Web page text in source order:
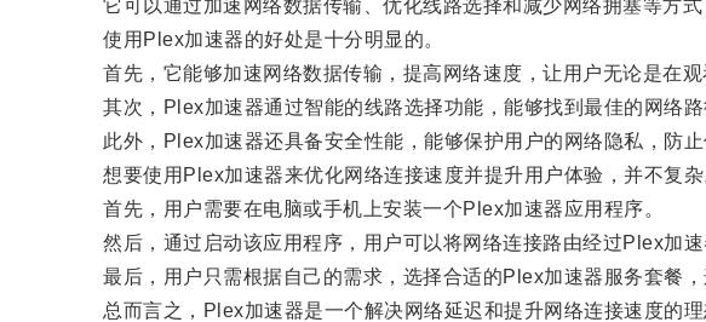
它可以通过加速网络数据传输、优化线路选择和减少网络拥塞等方式
使用Plex加速器的好处是十分明显的。
首先，它能够加速网络数据传输，提高网络速度，让用户无论是在观
其次，Plex加速器通过智能的线路选择功能，能够找到最佳的网络路
此外，Plex加速器还具备安全性能，能够保护用户的网络隐私，防止
想要使用Plex加速器来优化网络连接速度并提升用户体验，并不复杂
首先，用户需要在电脑或手机上安装一个Plex加速器应用程序。
然后，通过启动该应用程序，用户可以将网络连接路由经过Plex加速
最后，用户只需根据自己的需求，选择合适的Plex加速器服务套餐，
总而言之，Plex加速器是一个解决网络延迟和提升网络连接速度的理